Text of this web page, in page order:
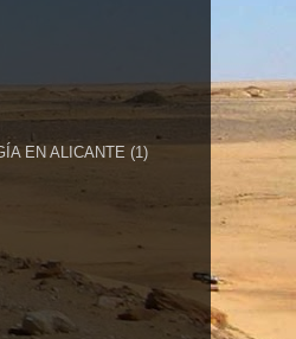
EN ALICANTE (1)